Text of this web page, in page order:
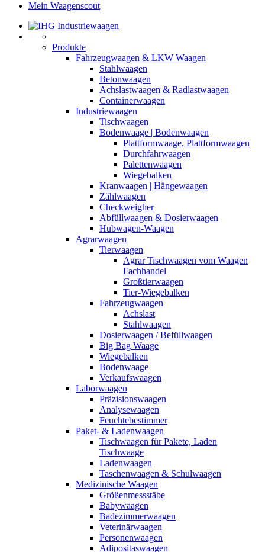
Mein Waagenscout
Produkte
Fahrzeugwaagen & LKW Waagen
Stahlwaagen
Betonwaagen
Achslastwaagen & Radlastwaagen
Containerwaagen
Industriewaagen
Tischwaagen
Bodenwaage | Bodenwaagen
Plattformwaage, Plattformwaagen
Durchfahrwaagen
Palettenwaagen
Wiegebalken
Kranwaagen | Hängewaagen
Zählwaagen
Checkweigher
Abfüllwaagen & Dosierwaagen
Hubwagen-Waagen
Agrarwaagen
Tierwaagen
Agrar Tischwaagen vom Waagen
Fachhandel
Großtierwaagen
Tier-Wiegebalken
Fahrzeugwaagen
Achslast
Stahlwaagen
Dosierwaagen / Befüllwaagen
Big Bag Waage
Wiegebalken
Bodenwaage
Verkaufswaagen
Laborwaagen
Präzisionswaagen
Analysewaagen
Feuchtebestimmer
Paket- & Ladenwaagen
Tischwaagen für Pakete, Laden
Tischwaage
Ladenwaagen
Taschenwaagen & Schulwaagen
Medizinische Waagen
Größenmessstäbe
Babywaagen
Badezimmerwaagen
Veterinärwaagen
Personenwaagen
Adipositaswaagen